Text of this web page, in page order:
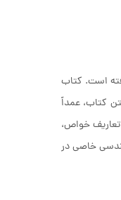
گرفته است. کتاب
کتاب، عمداً
خواص،
خاصی در